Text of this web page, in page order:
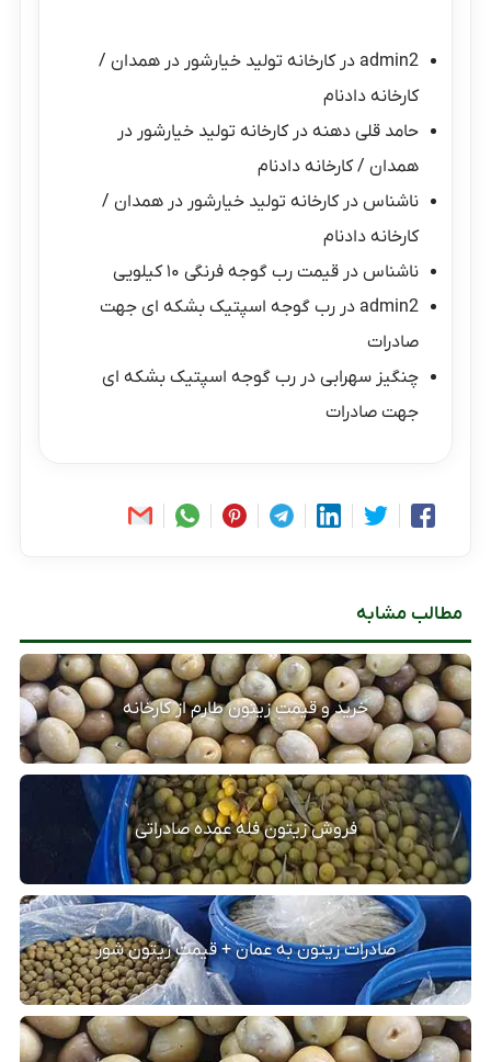
admin2 درکارخانه تولید خیارشور در همدان /
کارخانه دادنام
حامد قلی دهنه درکارخانه تولید خیارشور در
همدان / کارخانه دادنام
ناشناس درکارخانه تولید خیارشور در همدان /
کارخانه دادنام
ناشناس درقیمت رب گوجه فرنگی ۱۰ کیلویی
admin2 دررب گوجه اسپتیک بشکه ای جهت
صادرات
چنگیز سهرابی دررب گوجه اسپتیک بشکه ای
جهت صادرات
مطالب مشابه
خرید و قیمت زیتون طارم از کارخانه
فروش زیتون فله عمده صادراتی
صادرات زیتون به عمان + قیمت زیتون شور